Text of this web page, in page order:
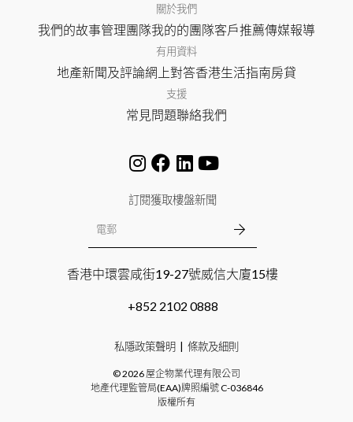
關於我們
我們的故事管理團隊我的的團隊客戶推薦傳媒報導
有用資料
地產新聞及評論網上對答香港生活指南房貸
支援
常見問題聯絡我們
訂閱獲取樓盤新聞
香港中環雲咸街19-27號威信大廈15樓
+852 2102 0888
私隱政策聲明 條款及細則
©2026 屋企物業代理有限公司
地產代理監管局(EAA)牌照編號C-036846
版權所有